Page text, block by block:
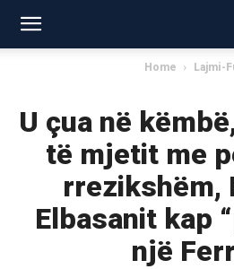
Home Lajmi-
U çua në
të mjetit me
rrezikshëm,
Elbasanit kap
një